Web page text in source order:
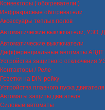
Конвекторы ( обогреватели )
Инфракрасные обогреватели
Аксессуары теплых полов
Автоматические выключатели, УЗО,
Автоматические выключатели
Дифференциальные автоматы АВДТ
Устройства защитного отключения
Контакторы / Реле
Розетки на DIN-рейку
Устройства плавного пуска двигателя
Автоматы защиты двигателя
Силовые автоматы